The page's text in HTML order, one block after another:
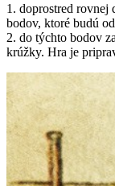
1. doprostred rovnej
bodov, ktoré budú
2. do týchto bodov
krúžky. Hra je